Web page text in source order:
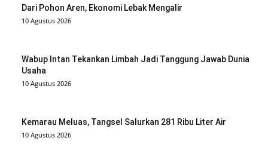
Dari Pohon Aren, Ekonomi Lebak Mengalir
10 Agustus 2026
Wabup Intan Tekankan Limbah Jadi Tanggung Jawab Dunia
Usaha
10 Agustus 2026
Kemarau Meluas, Tangsel Salurkan 281 Ribu Liter Air
10 Agustus 2026